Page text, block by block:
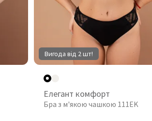
Вигода від 2 шт!
Елегант комфорт
Бра з м'якою чашкою 111EK